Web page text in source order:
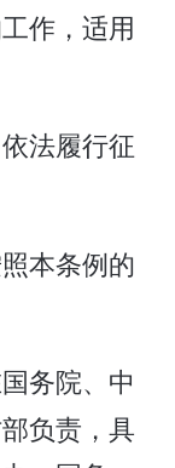
作，适用
法履行征
本条例的
务院、中
负责，具